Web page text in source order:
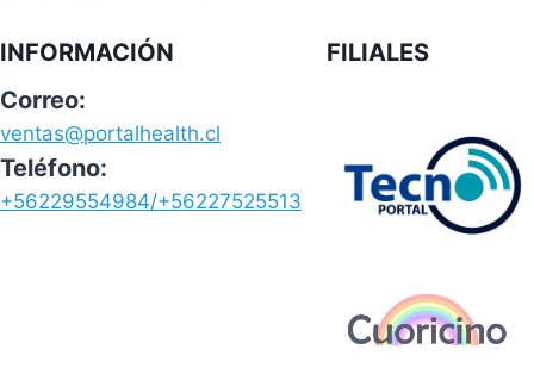
INFORMACIÓN
Correo:
ventas@portalhealth.cl
Teléfono:
+56229554984/+56227525513
FILIALES